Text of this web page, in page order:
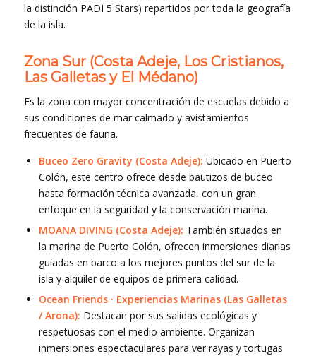
la distinción PADI 5 Stars) repartidos por toda la geografía
de la isla.
Zona Sur (Costa Adeje, Los Cristianos,
Las Galletas y El Médano)
Es la zona con mayor concentración de escuelas debido a
sus condiciones de mar calmado y avistamientos
frecuentes de fauna.
Buceo Zero Gravity (Costa Adeje): Ubicado en Puerto
Colón, este centro ofrece desde bautizos de buceo
hasta formación técnica avanzada, con un gran
enfoque en la seguridad y la conservación marina.
MOANA DIVING (Costa Adeje): También situados en
la marina de Puerto Colón, ofrecen inmersiones diarias
guiadas en barco a los mejores puntos del sur de la
isla y alquiler de equipos de primera calidad.
Ocean Friends · Experiencias Marinas (Las Galletas
/ Arona): Destacan por sus salidas ecológicas y
respetuosas con el medio ambiente. Organizan
inmersiones espectaculares para ver rayas y tortugas